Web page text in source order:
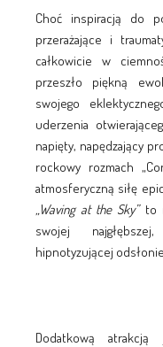
Choć inspiracją do
przerażające i
całkowicie w
przeszło piękną
swojego
uderzenia
napięty, napędzający
rockowy rozmach
atmosferyczną siłę
„Waving at the Sky”to
swojej
hipnotyzującej odsłonie.
Dodatkową